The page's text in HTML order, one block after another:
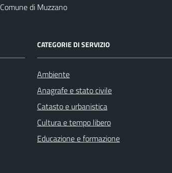
Comune di Muzzano
CATEGORIE DI SERVIZIO
Ambiente
Anagrafe e stato civile
Catasto e urbanistica
Cultura e tempo libero
Educazione e formazione